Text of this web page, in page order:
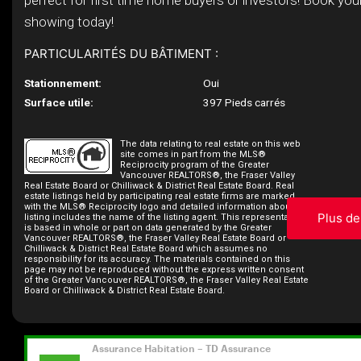
showing today!
PARTICULARITÉS DU BÂTIMENT :
Stationnement:
Oui
Surface utile:
397 Pieds carrés
The data relating to real estate on this web
site comes in part from the MLS®
Reciprocity program of the Greater
Vancouver REALTORS®, the Fraser Valley
Real Estate Board or Chilliwack & District Real Estate Board. Real
estate listings held by participating real estate firms are marked
with the MLS® Reciprocity logo and detailed information about the
listing includes the name of the listing agent. This representation
is based in whole or part on data generated by the Greater
Vancouver REALTORS®, the Fraser Valley Real Estate Board or
Chilliwack & District Real Estate Board which assumes no
responsibility for its accuracy. The materials contained on this
page may not be reproduced without the express written consent
of the Greater Vancouver REALTORS®, the Fraser Valley Real Estate
Board or Chilliwack & District Real Estate Board.
Plus